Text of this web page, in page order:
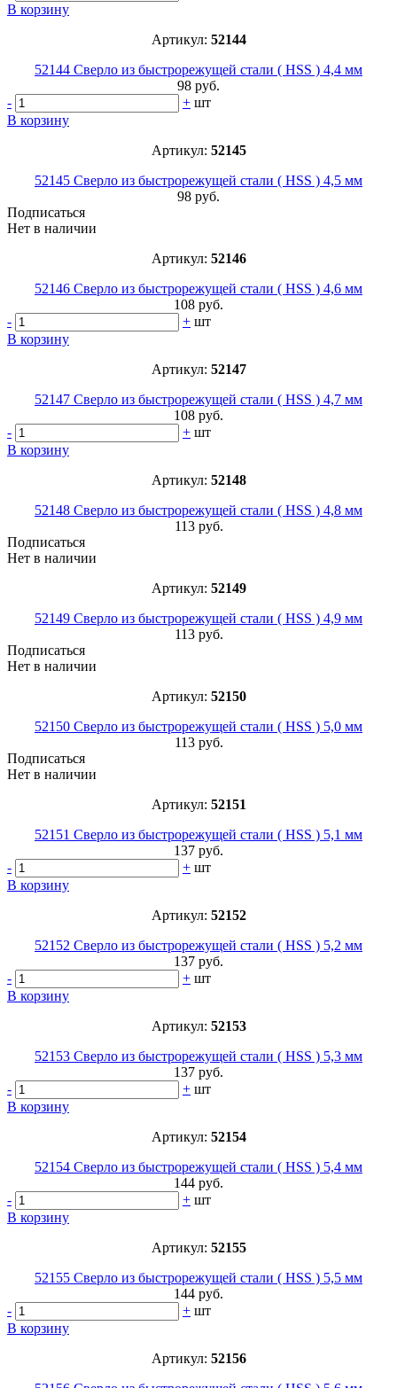
В корзину
Артикул: 52144
52144 Сверло из быстрорежущей стали ( HSS ) 4,4 мм
98 руб.
-
+ шт
В корзину
Артикул: 52145
52145 Сверло из быстрорежущей стали ( HSS ) 4,5 мм
98 руб.
Подписаться
Нет в наличии
Артикул: 52146
52146 Сверло из быстрорежущей стали ( HSS ) 4,6 мм
108 руб.
-
+ шт
В корзину
Артикул: 52147
52147 Сверло из быстрорежущей стали ( HSS ) 4,7 мм
108 руб.
-
+ шт
В корзину
Артикул: 52148
52148 Сверло из быстрорежущей стали ( HSS ) 4,8 мм
113 руб.
Подписаться
Нет в наличии
Артикул: 52149
52149 Сверло из быстрорежущей стали ( HSS ) 4,9 мм
113 руб.
Подписаться
Нет в наличии
Артикул: 52150
52150 Сверло из быстрорежущей стали ( HSS ) 5,0 мм
113 руб.
Подписаться
Нет в наличии
Артикул: 52151
52151 Сверло из быстрорежущей стали ( HSS ) 5,1 мм
137 руб.
-
+ шт
В корзину
Артикул: 52152
52152 Сверло из быстрорежущей стали ( HSS ) 5,2 мм
137 руб.
-
+ шт
В корзину
Артикул: 52153
52153 Сверло из быстрорежущей стали ( HSS ) 5,3 мм
137 руб.
-
+ шт
В корзину
Артикул: 52154
52154 Сверло из быстрорежущей стали ( HSS ) 5,4 мм
144 руб.
-
+ шт
В корзину
Артикул: 52155
52155 Сверло из быстрорежущей стали ( HSS ) 5,5 мм
144 руб.
-
+ шт
В корзину
Артикул: 52156